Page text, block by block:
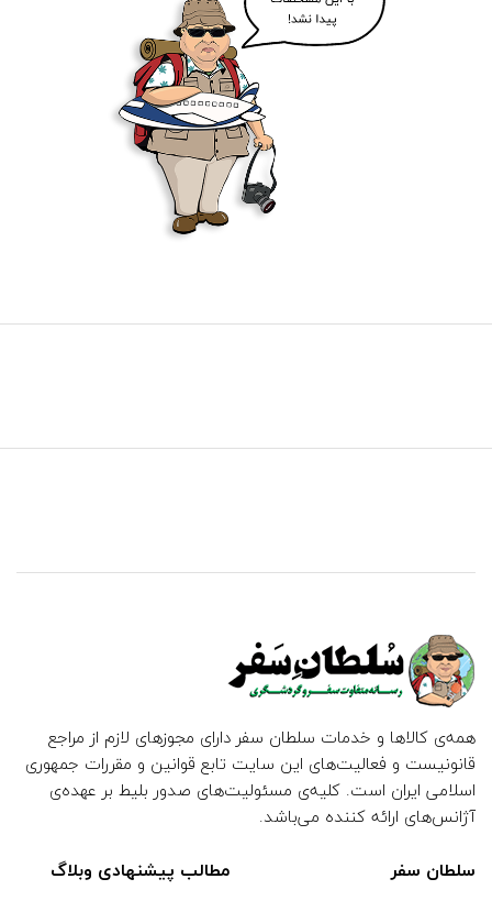
همه‌ی کالاها و خدمات سلطان سفر دارای مجوزهای لازم از مراجع
قانونیست و فعالیت‌های این سایت تابع قوانین و مقررات جمهوری
اسلامی ایران است. کلیه‌ی مسئولیت‌های صدور بلیط بر عهده‌ی
آژانس‌های ارائه کننده می‌باشد.
سلطان سفر مطالب پیشنهادی وبلاگ